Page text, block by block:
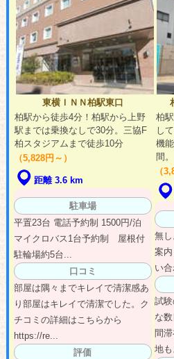
東横ＩＮＮ柏駅東口
柏駅から徒歩4分！柏駅から上野
駅までは乗換なしで30分。三協F
柏スタジアムまで徒歩10分
（5,828円～）
距離 3.6 km
駐車場
平置23台 電話予約制 1500円/泊
マイクロバス1台予約制 屋根付
駐輪場約5台...
口コミ
部屋は隅々までキレイで清潔感あ
り部屋はキレイで清潔でした。ク
チコミの詳細はこちらから
https://re...
評価
柏
し
機
間。
（
無
案
い
試
な
間
地も